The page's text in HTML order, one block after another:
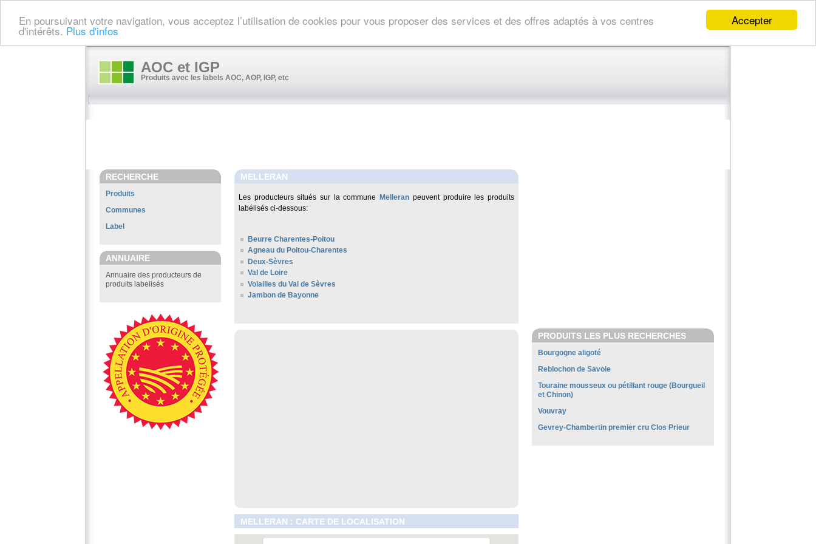
Accepter
En poursuivant votre navigation, vous acceptez l’utilisation de cookies pour vous proposer des services et des offres adaptés à vos centres
d'intérêts. Plus d'infos
AOC et IGP
Produits avec les labels AOC, AOP, IGP, etc
RECHERCHE
Produits
Communes
Label
ANNUAIRE
Annuaire des producteurs de
produits labelisés
MELLERAN
Les producteurs situés sur la commune Melleran peuvent produire les produits
labélisés ci-dessous:
Beurre Charentes-Poitou
Agneau du Poitou-Charentes
Deux-Sèvres
Val de Loire
Volailles du Val de Sèvres
Jambon de Bayonne
MELLERAN : CARTE DE LOCALISATION
PRODUITS LES PLUS RECHERCHES
Bourgogne aligoté
Reblochon de Savoie
Touraine mousseux ou pétillant rouge (Bourgueil
et Chinon)
Vouvray
Gevrey-Chambertin premier cru Clos Prieur